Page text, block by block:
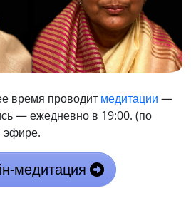
время проводит медитации —
— ежедневно в 19:00. (по
эфире.
медитация